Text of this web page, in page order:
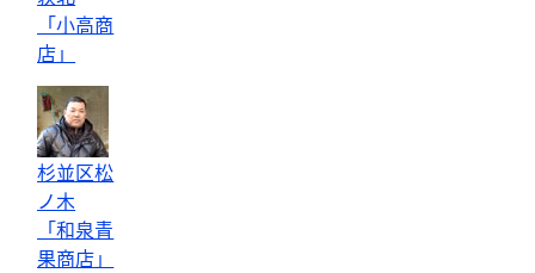
「小高商
店」
杉並区松
ノ木
「和泉青
果商店」